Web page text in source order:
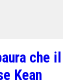
che
Kean